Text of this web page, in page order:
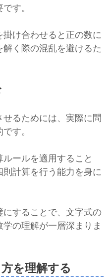
す。
け合わせると正の数に
く際の混乱を避けるた
るためには、実際に問
す。
ールを適用すること
計算を行う能力を身に
することで、文字式の
の理解が一層深まりま
を理解する